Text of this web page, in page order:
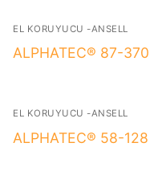
EL KORUYUCU -ANSELL
ALPHATEC® 87-370
EL KORUYUCU -ANSELL
ALPHATEC® 58-128